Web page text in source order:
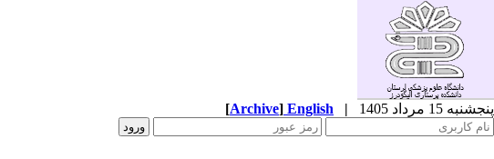
پنجشنبه 15 مرداد 1405 |
English
[Archive]